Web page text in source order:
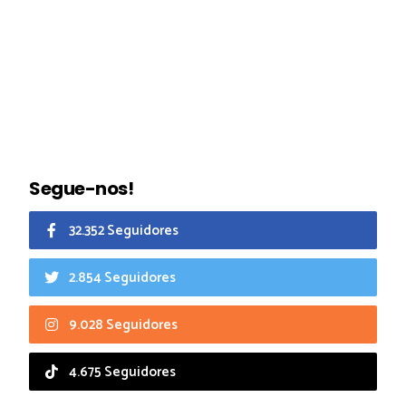
Segue-nos!
32.352 Seguidores
2.854 Seguidores
9.028 Seguidores
4.675 Seguidores